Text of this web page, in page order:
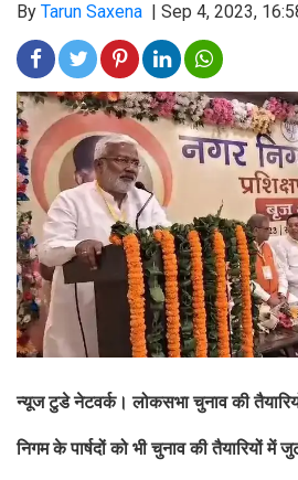
By Tarun Saxena Sep 4, 2023,
न्यूज टुडे नेटवर्क। लोकसभा चुनाव की
निगम के पार्षदों को भी चुनाव की तैयारियों में